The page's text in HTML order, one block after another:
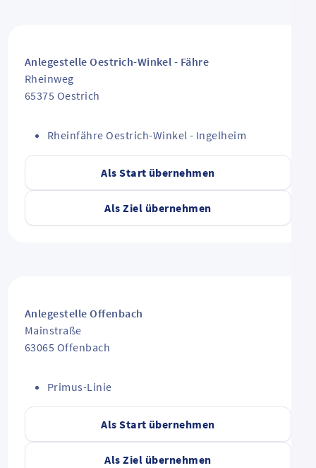
Als Start übernehmen
Als Ziel übernehmen
Anlegestelle Oestrich-Winkel - Fähre
Rheinweg
65375 Oestrich
Rheinfähre Oestrich-Winkel - Ingelheim
Als Start übernehmen
Als Ziel übernehmen
Anlegestelle Offenbach
Mainstraße
63065 Offenbach
Primus-Linie